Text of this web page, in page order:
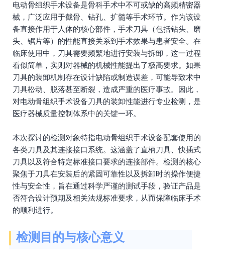
电动骨组织手术设备是骨科手术中不可或缺的高频精密器
械，广泛应用于截骨、钻孔、扩髓等手术环节。作为该设
备直接作用于人体的核心部件，手术刀具（包括钻头、磨
头、锯片等）的性能直接关系到手术效果与患者安全。在
临床使用中，刀具需要频繁地进行安装与拆卸，这一过程
看似简单，实则对器械的机械性能提出了极高要求。如果
刀具的装卸机制存在设计缺陷或制造误差，可能导致术中
刀具松动、脱落甚至断裂，造成严重的医疗事故。因此，
对电动骨组织手术设备刀具的装卸性能进行专业检测，是
医疗器械质量控制体系中的关键一环。
本次探讨的检测对象特指电动骨组织手术设备配套使用的
各类刀具及其连接接口系统。这涵盖了直柄刀具、快插式
刀具以及符合特定标准接口要求的连接部件。检测的核心
聚焦于刀具在安装后的紧固可靠性以及拆卸时的操作便捷
性与安全性，旨在通过科学严谨的测试手段，验证产品是
否符合设计预期及相关法规标准要求，从而保障临床手术
的顺利进行。
检测目的与核心意义